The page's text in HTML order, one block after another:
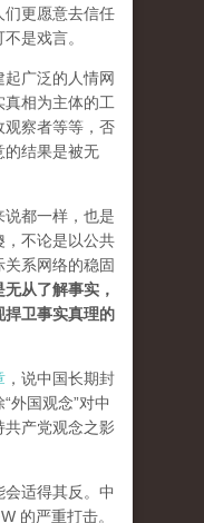
们更愿意去信任
是戏言。
广泛的人情网
相为主体的工
观察者等等，否
的结果是被无
说都一样，也是
，不论是以公共
系网络的稳固
从了解事实，
捍卫事实真理的
，说中国长期封
外国观念”对中
共产党观念之影
适得其反。中
的严重打击。